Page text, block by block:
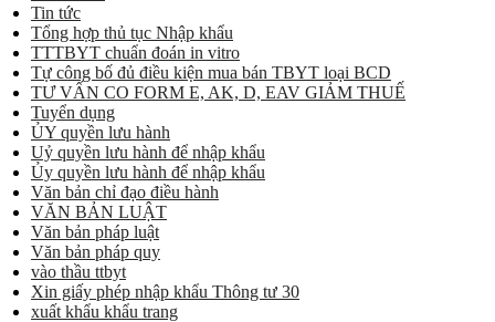
Tin tức
Tổng hợp thủ tục Nhập khẩu
TTTBYT chuẩn đoán in vitro
Tự công bố đủ điều kiện mua bán TBYT loại BCD
TƯ VẤN CO FORM E, AK, D, EAV GIẢM THUẾ
Tuyển dụng
ỦY quyền lưu hành
Uỷ quyền lưu hành để nhập khẩu
Ủy quyền lưu hành để nhập khẩu
Văn bản chỉ đạo điều hành
VĂN BẢN LUẬT
Văn bản pháp luật
Văn bản pháp quy
vào thầu ttbyt
Xin giấy phép nhập khẩu Thông tư 30
xuất khẩu khẩu trang